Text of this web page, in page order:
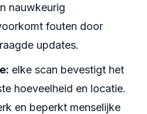
nauwkeurig
fouten door
updates.
elke scan bevestigt het
hoeveelheid en locatie.
en beperkt menselijke